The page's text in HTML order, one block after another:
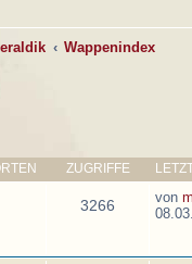
Wappenindex
ZUGRIFFE
3266 von